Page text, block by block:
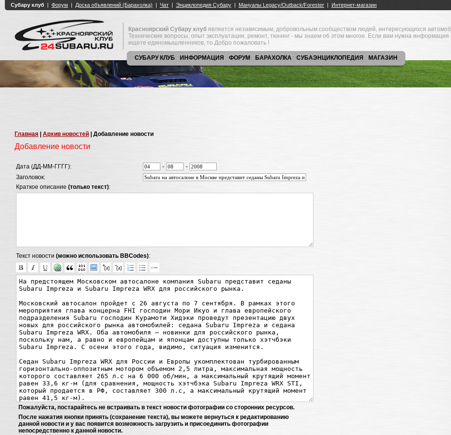
Красноярский Субару клуб является независимым, добровольным сообществом людей, интересующихся
Технические вопросы, опыт эксплуатации, ремонт, тюнинг - мы знаем об этом многое. Если вам нужна
ищете единомышленников, то Добро пожаловать !
СУБАРУ КЛУБ ИНФОРМАЦИЯ ФОРУМ БАРАХОЛКА СУБАЭНЦИКЛОПЕДИЯ МАГАЗИН
Главная Архив новостей | Добавление новости
Добавление новости
Дата (ДД-ММ-ГГГГ): -
-
Заголовок:
Краткое описание (только текст):
Текст новости (можно использовать BBCodes):
Пожалуйста, постарайтесь не встраивать в текст новости фотографии со сторонних ресурсов.
После нажатия кнопки принять (сохранение текста), вы можете вернуться к редактированию
данной новости и у вас появится возможность загрузить и присоединить фотографии
непосредственно к данной новости.